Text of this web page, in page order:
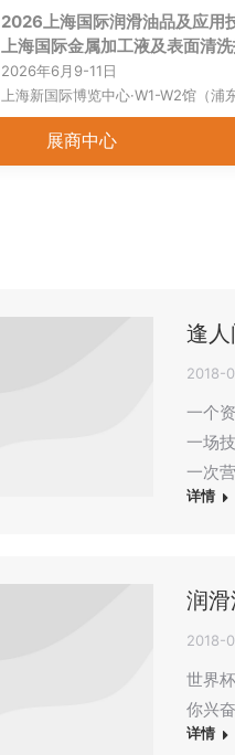
2026上海国际润滑油品及应用
上海国际金属加工液及表面清
2026年6月9-11日
上海新国际博览中心·W1-W2馆（浦
展商中心
逢
2018-
一个
一场
一次
详情
润
2018-
世界
你兴
详情
首页 关于展会